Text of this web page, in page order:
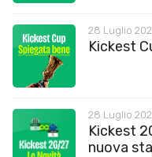
28 Luglio
Kickest
28 Luglio
Kickest
nuova